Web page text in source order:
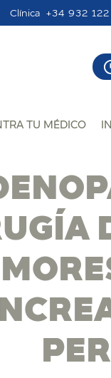
Clínica +34 932
TU MÉDICO